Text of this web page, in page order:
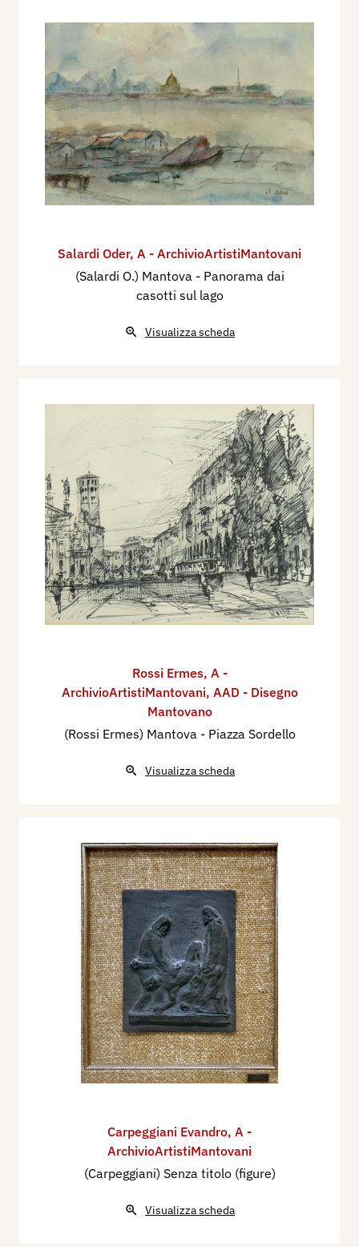
Salardi Oder, A - ArchivioArtistiMantovani
(Salardi O.) Mantova - Panorama dai
casotti sul lago
Visualizza scheda
Rossi Ermes, A -
ArchivioArtistiMantovani, AAD - Disegno
Mantovano
(Rossi Ermes) Mantova - Piazza Sordello
Visualizza scheda
Carpeggiani Evandro, A -
ArchivioArtistiMantovani
(Carpeggiani) Senza titolo (figure)
Visualizza scheda